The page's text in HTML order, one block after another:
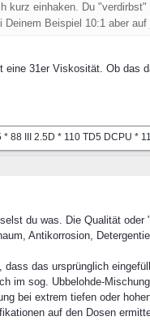
kurz einhaken. Du
Deinem Beispiel 10:1 aber
eine 31er Viskosität. Ob das
* 88 III 2.5D * 110 TD5 DCPU *
du was. Die Qualität
Antikorrosion,
dass das ursprünglich
im sog. Ubbelohde-
bei extrem tiefen oder
auf den Dosen